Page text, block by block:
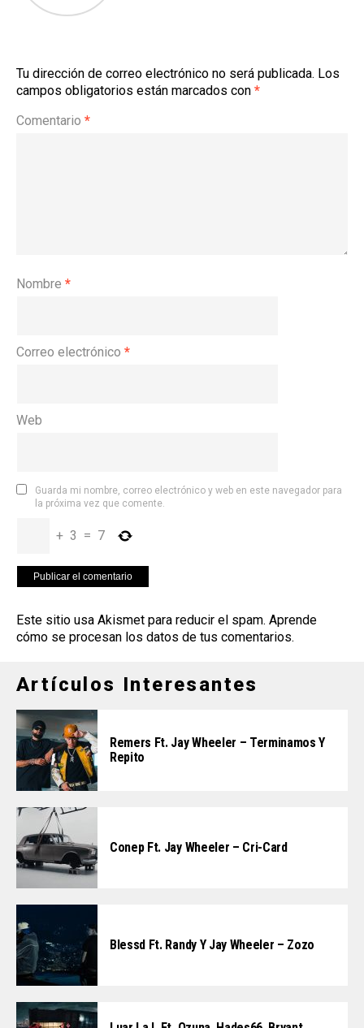
Tu dirección de correo electrónico no será publicada. Los
campos obligatorios están marcados con *
Comentario *
Nombre *
Correo electrónico *
Web
Guarda mi nombre, correo electrónico y web en este navegador para
la próxima vez que comente.
+ 3 = 7
Este sitio usa Akismet para reducir el spam. Aprende
cómo se procesan los datos de tus comentarios.
Artículos Interesantes
Remers Ft. Jay Wheeler – Terminamos Y
Repito
Conep Ft. Jay Wheeler – Cri-Card
Blessd Ft. Randy Y Jay Wheeler – Zozo